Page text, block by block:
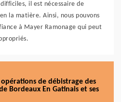
il est nécessaire de
la matière. Ainsi, nous pouvons
à Mayer Ramonage qui peut
de débistrage des
Bordeaux En Gatinais et ses